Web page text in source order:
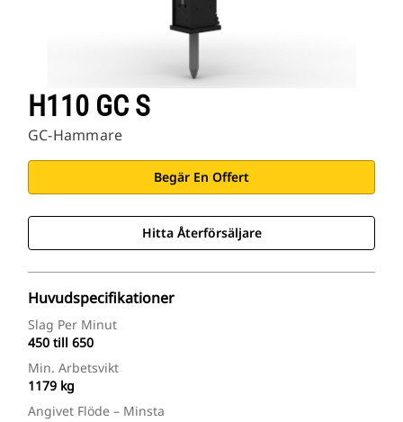
H110 GC S
GC-Hammare
Begär En Offert
Hitta Återförsäljare
Huvudspecifikationer
Slag Per Minut
450 till 650
Min. Arbetsvikt
1179 kg
Angivet Flöde – Minsta